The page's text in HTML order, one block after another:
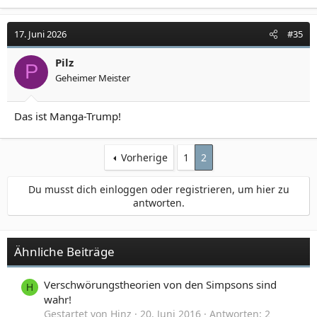
17. Juni 2026 #35
P Pilz
Geheimer Meister
Das ist Manga-Trump!
Vorherige 1 2
Du musst dich einloggen oder registrieren, um hier zu
antworten.
Ähnliche Beiträge
H
Verschwörungstheorien von den Simpsons sind
wahr!
Gestartet von Hinz 20. Juni 2016
Antworten: 2